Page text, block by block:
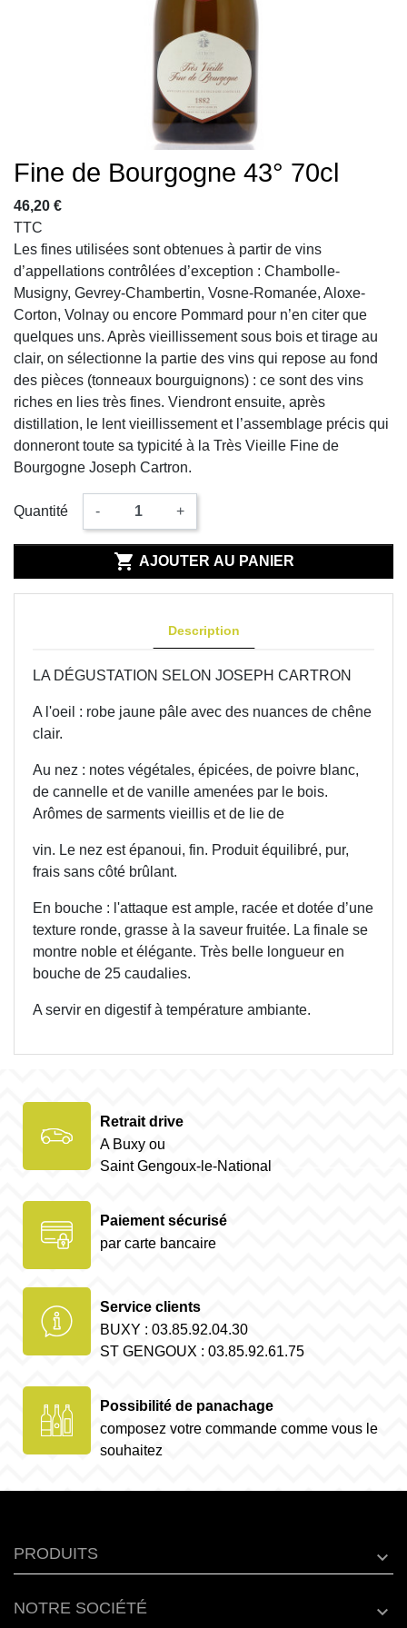
Fine de Bourgogne 43° 70cl
46,20 €
TTC
Les fines utilisées sont obtenues à partir de vins
d’appellations contrôlées d’exception : Chambolle-
Musigny, Gevrey-Chambertin, Vosne-Romanée, Aloxe-
Corton, Volnay ou encore Pommard pour n’en citer que
quelques uns. Après vieillissement sous bois et tirage au
clair, on sélectionne la partie des vins qui repose au fond
des pièces (tonneaux bourguignons) : ce sont des vins
riches en lies très fines. Viendront ensuite, après
distillation, le lent vieillissement et l’assemblage précis qui
donneront toute sa typicité à la Très Vieille Fine de
Bourgogne Joseph Cartron.
Quantité - +
 AJOUTER AU PANIER
Description
LA DÉGUSTATION SELON JOSEPH CARTRON
A l'oeil : robe jaune pâle avec des nuances de chêne
clair.
Au nez : notes végétales, épicées, de poivre blanc,
de cannelle et de vanille amenées par le bois.
Arômes de sarments vieillis et de lie de
vin. Le nez est épanoui, fin. Produit équilibré, pur,
frais sans côté brûlant.
En bouche : l'attaque est ample, racée et dotée d’une
texture ronde, grasse à la saveur fruitée. La finale se
montre noble et élégante. Très belle longueur en
bouche de 25 caudalies.
A servir en digestif à température ambiante.
Retrait drive
A Buxy ou
Saint Gengoux-le-National
Paiement sécurisé
par carte bancaire
Service clients
BUXY : 03.85.92.04.30
ST GENGOUX : 03.85.92.61.75
Possibilité de panachage
composez votre commande comme vous le
souhaitez
PRODUITS
NOTRE SOCIÉTÉ